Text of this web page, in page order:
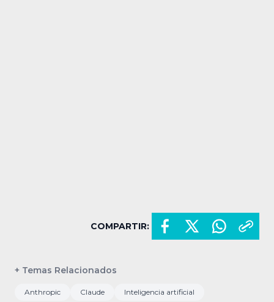
COMPARTIR:
+ Temas Relacionados
Anthropic Claude Inteligencia artificial